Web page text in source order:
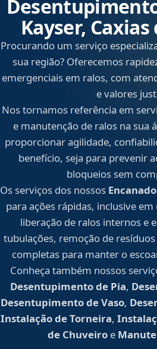
Kayser, Caxias
Procurando um serviço
sua região? Oferecemos
emergenciais em ralos, com
e valores
Nos tornamos referência em
e manutenção de ralos na sua
proporcionar agilidade,
benefício, seja para prevenir
bloqueios sem
Os serviços dos nossos
para ações rápidas, inclusive
liberação de ralos internos e
tubulações, remoção de
completas para manter o
Conheça também nossos
Desentupimento de Pia,
Desentupimento de Vaso,
Instalação de Torneira,
de Chuveiro e